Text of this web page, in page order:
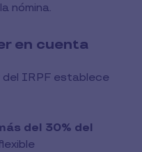
nómina.
en cuenta
del IRPF establece
del 30% del